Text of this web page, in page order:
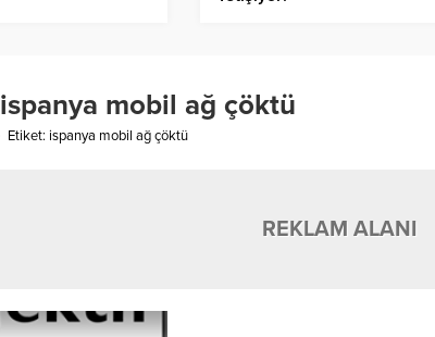
ispanya mobil ağ çöktü
Etiket: ispanya mobil ağ çöktü
REKLAM ALANI